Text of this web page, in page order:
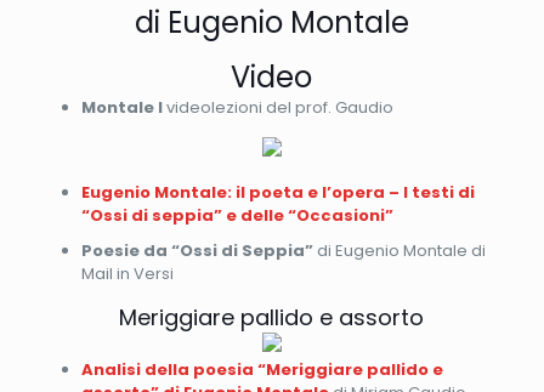
di Eugenio Montale
Video
Montale Ivideolezioni del prof. Gaudio
Eugenio Montale: il poeta e l’opera – I testi di
“Ossi di seppia” e delle “Occasioni”
Poesie da “Ossi di Seppia”di Eugenio Montale di
Mail in Versi
Meriggiare pallido e assorto
Analisi della poesia “Meriggiare pallido e